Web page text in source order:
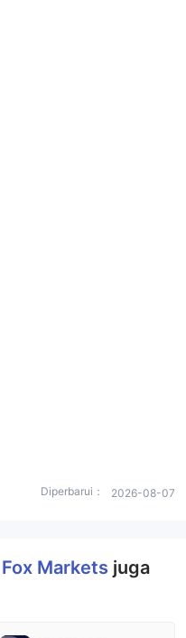
Diperbarui： 2026-08-07
Fox Markets juga